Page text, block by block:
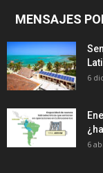
MENSAJES
6
6